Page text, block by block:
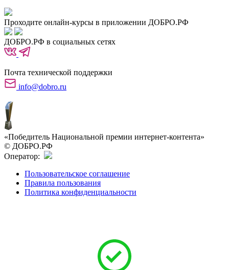
Проходите онлайн-курсы в приложении ДОБРО.РФ
ДОБРО.РФ в социальных сетях
Почта технической поддержки
info@dobro.ru
«Победитель Национальной премии интернет-контента»
© ДОБРО.РФ
Оператор:
Пользовательское соглашение
Правила пользования
Политика конфиденциальности